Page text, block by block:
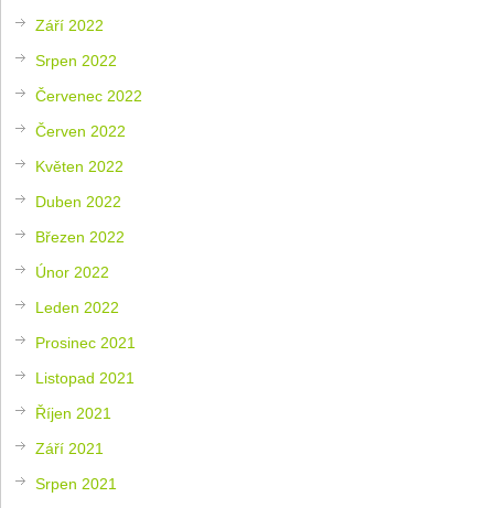
Září 2022
Srpen 2022
Červenec 2022
Červen 2022
Květen 2022
Duben 2022
Březen 2022
Únor 2022
Leden 2022
Prosinec 2021
Listopad 2021
Říjen 2021
Září 2021
Srpen 2021